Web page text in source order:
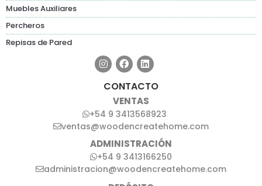
Muebles Auxiliares
Percheros
Repisas de Pared
CONTACTO
VENTAS
+54 9 3413568923
ventas@woodencreatehome.com
ADMINISTRACIÓN
+54 9 3413166250
administracion@woodencreatehome.com